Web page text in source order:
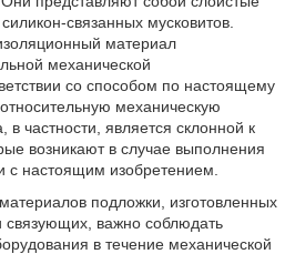
связанных мусковитов.
материал
механической
со способом по настоящему
механическую
частности, является склонной к
возникают в случае выполнения
с настоящим изобретением.
подложки, изготовленных
связующих, важно соблюдать
в течение механической